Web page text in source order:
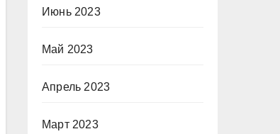
Июнь 2023
Май 2023
Апрель 2023
Март 2023